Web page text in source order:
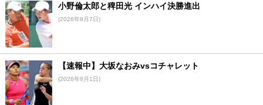
小野倫太郎と稗田光 インハイ決勝進出
(2026年8月7日)
【速報中】大坂なおみvsコチャレット
(2026年8月1日)